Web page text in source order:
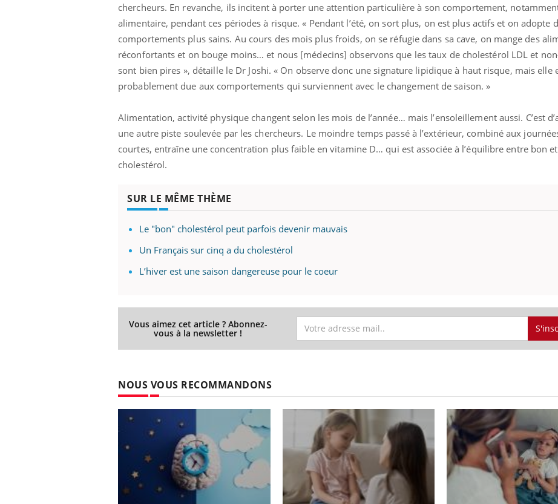
chercheurs. En revanche, ils incitent à porter une attention particulière à son comportement,
alimentaire, pendant ces périodes à risque. « Pendant l’été, on sort plus, on est plus actifs et on adopte
comportements plus sains. Au cours des mois plus froids, on se réfugie dans sa cave, on mange des
réconfortants et on bouge moins… et nous [médecins] observons que les taux de cholestérol LDL et
sont bien pires », détaille le Dr Joshi. « On observe donc une signature lipidique à haut risque, mais elle
probablement due aux comportements qui surviennent avec le changement de saison. »
Alimentation, activité physique changent selon les mois de l’année… mais l’ensoleillement aussi. C’est
une autre piste soulevée par les chercheurs. Le moindre temps passé à l’extérieur, combiné aux
courtes, entraîne une concentration plus faible en vitamine D… qui est associée à l’équilibre entre bon
cholestérol.
SUR LE MÊME THÈME
Le "bon" cholestérol peut parfois devenir mauvais
Un Français sur cinq a du cholestérol
L’hiver est une saison dangereuse pour le coeur
Vous aimez cet article ? Abonnez-
vous à la newsletter !
NOUS VOUS RECOMMANDONS